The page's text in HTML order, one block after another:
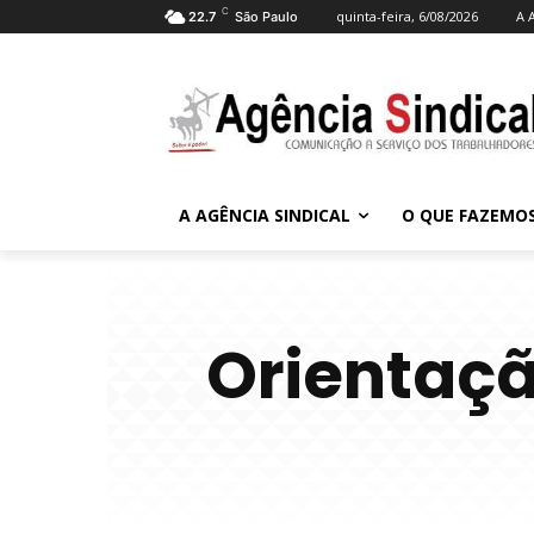
22.7 C São Paulo quinta-feira, 6/08/2026 A
A AGÊNCIA SINDICAL O QUE